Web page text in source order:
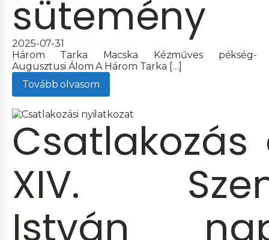
sütemény
2025-07-31
Három Tarka Macska Kézműves pékség-
Augusztusi Álom A Három Tarka […]
Tovább olvasom
Csatlakozás
XIV.
István